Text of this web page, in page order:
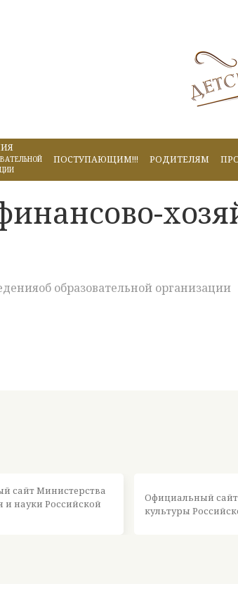
ПОСТУПАЮЩИМ!!! РОДИТЕЛЯМ
образовательной организации
сайт Министерства
и науки Российской
Официальный
культуры